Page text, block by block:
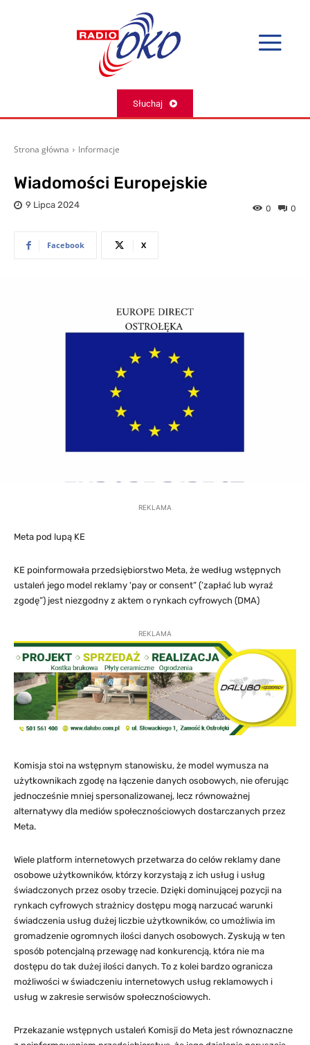
Słuchaj
Strona główna Informacje
Wiadomości Europejskie
9 Lipca 2024 0
0
Facebook X
REKLAMA
Meta pod lupą KE
KE poinformowała przedsiębiorstwo Meta, że według wstępnych
ustaleń jego model reklamy 'pay or consent” (’zapłać lub wyraź
zgodę”) jest niezgodny z aktem o rynkach cyfrowych (DMA)
REKLAMA
Komisja stoi na wstępnym stanowisku, że model wymusza na
użytkownikach zgodę na łączenie danych osobowych, nie oferując
jednocześnie mniej spersonalizowanej, lecz równoważnej
alternatywy dla mediów społecznościowych dostarczanych przez
Meta.
Wiele platform internetowych przetwarza do celów reklamy dane
osobowe użytkowników, którzy korzystają z ich usług i usług
świadczonych przez osoby trzecie. Dzięki dominującej pozycji na
rynkach cyfrowych strażnicy dostępu mogą narzucać warunki
świadczenia usług dużej liczbie użytkowników, co umożliwia im
gromadzenie ogromnych ilości danych osobowych. Zyskują w ten
sposób potencjalną przewagę nad konkurencją, która nie ma
dostępu do tak dużej ilości danych. To z kolei bardzo ogranicza
możliwości w świadczeniu internetowych usług reklamowych i
usług w zakresie serwisów społecznościowych.
Przekazanie wstępnych ustaleń Komisji do Meta jest równoznaczne